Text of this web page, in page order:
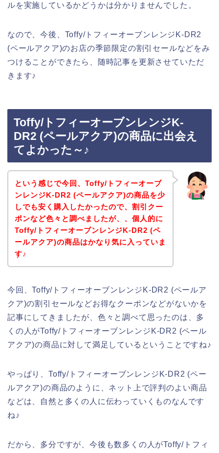
ルを実施しているかどうかは分かりませんでした。
なので、今後、Toffy/トフィーオーブンレンジK-DR2
(ペールアクア)のお店の季節限定の割引セールなどをみ
つけることができたら、随時記事を更新させていただ
きます♪
Toffy/トフィーオーブンレンジK-
DR2 (ペールアクア)の商品に出会え
てよかった～♪
という感じで今回、Toffy/トフィーオーブ
ンレンジK-DR2 (ペールアクア)の商品を少
しでも安く購入したかったので、割引クー
ポンなど色々と調べましたが、、個人的に
Toffy/トフィーオーブンレンジK-DR2 (ペ
ールアクア)の商品はかなり気に入っていま
す♪
今回、Toffy/トフィーオーブンレンジK-DR2 (ペールア
クア)の割引セールなどお得なクーポンなどがないかを
記事にしてきましたが、色々と調べて思ったのは、多
くの人がToffy/トフィーオーブンレンジK-DR2 (ペール
アクア)の商品に対して満足しているということですね♪
やっぱり、Toffy/トフィーオーブンレンジK-DR2 (ペー
ルアクア)の商品のように、ネット上で評判のよい商品
などは、自然と多くの人に伝わっていくものなんです
ね♪
だから、多分ですが、今後も数多くの人がToffy/トフィ